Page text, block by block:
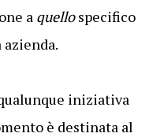
a quellospecifico
iniziativa
è destinata al